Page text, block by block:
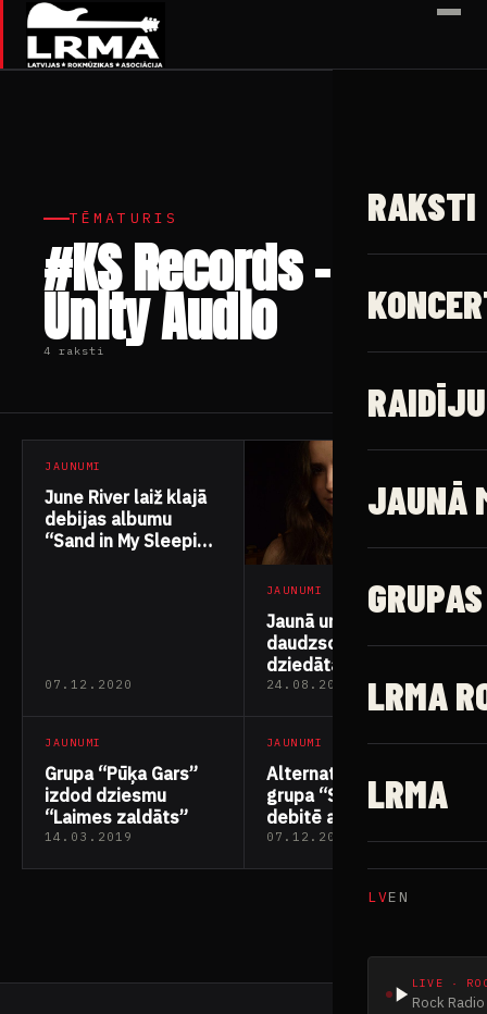
✕
RAKSTI
JAUNĀ
GRUPAS
LRMA
LRMA
LVEN
LIVE ·
Rock
TĒMATURIS
#KS Records –
Unity Audio
4 raksti
JAUNUMI
June River laiž klajā
debijas albumu
“Sand in My Sleeping
07.12.2020
JAUNUMI
Jaunā un
daudzsološā
dziedātāja Karīna
Laugale izdod singlu
“Colorful World”
24.08.2020
JAUNUMI
Grupa “Pūķa Gars”
izdod dziesmu
“Laimes zaldāts”
14.03.2019
JAUNUMI
Alternatīvā metāla
grupa “SEIRA”
debitē ar albumu
“Decrypting
07.12.2018